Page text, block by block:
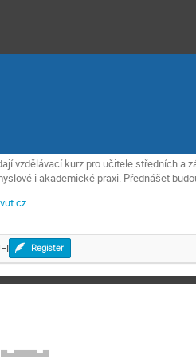
vzdělávací kurz pro učitele středních a
i akademické praxi. Přednášet
.
Register